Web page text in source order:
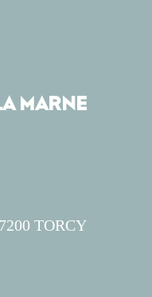
MARNE
TORCY